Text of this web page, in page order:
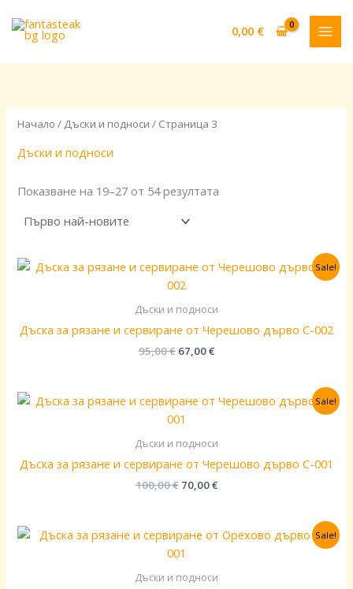
content
0,00 €
Начало / Дъски и подноси / Страница 3
Дъски и подноси
Показване на 19–27 от 54 резултата
latest
Sale!
Дъски и подноси
Дъска за рязане и сервиране от Черешово дърво C-002
95,00€
Original
was:
67,00€
Текущата
цена
Sale!
Дъски и подноси
Дъска за рязане и сервиране от Черешово дърво C-001
100,00€
Original
was:
70,00€
Текущата
цена
Sale!
Дъски и подноси
Original
was:
Текущата
цена